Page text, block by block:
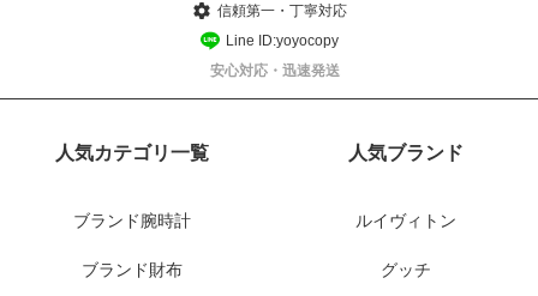
信頼第一・丁寧対応
Line ID:yoyocopy
安心対応・迅速発送
人気カテゴリ一覧
ブランド腕時計
ブランド財布
人気ブランド
ルイヴィトン
グッチ